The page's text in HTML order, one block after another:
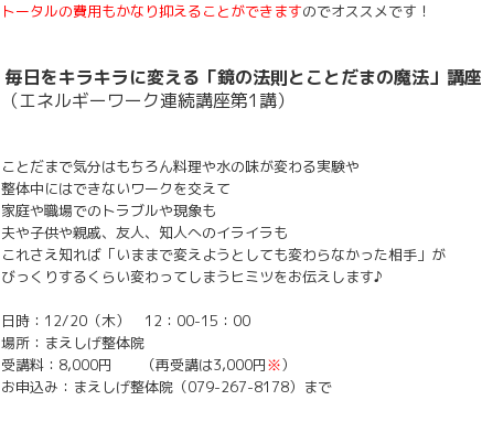
トータルの費用もかなり抑えることができますのでオススメです！
毎日をキラキラに変える「鏡の法則とことだまの魔法」講座
（エネルギーワーク連続講座第1講）
ことだまで気分はもちろん料理や水の味が変わる実験や
整体中にはできないワークを交えて
家庭や職場でのトラブルや現象も
夫や子供や親戚、友人、知人へのイライラも
これさえ知れば「いままで変えようとしても変わらなかった相手」が
びっくりするくらい変わってしまうヒミツをお伝えします♪
日時： 12/20（木） 12：00-15：00
場所：まえしげ整体院
受講料：8,000円 （再受講は3,000円※）
お申込み：まえしげ整体院（079-267-8178）まで